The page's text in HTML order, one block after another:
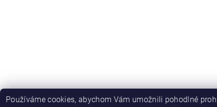
Používáme cookies, abychom Vám umožnili pohodlné